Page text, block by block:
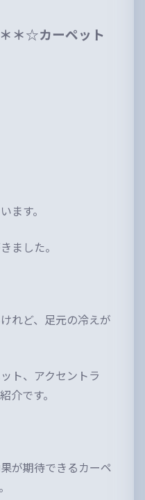
＊☆カーペット
ます。
ました。
れど、足元の冷えが
ト、アクセントラ
介です。
が期待できるカーペ